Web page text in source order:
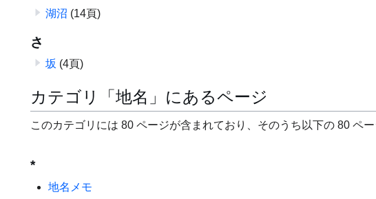
湖沼 (14頁)
さ
坂 (4頁)
カテゴリ「地名」にあるページ
このカテゴリには 80 ページが含まれており、そのうち以下の 80 ペー
*
地名メモ